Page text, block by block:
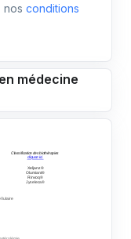
nos conditions
médecine